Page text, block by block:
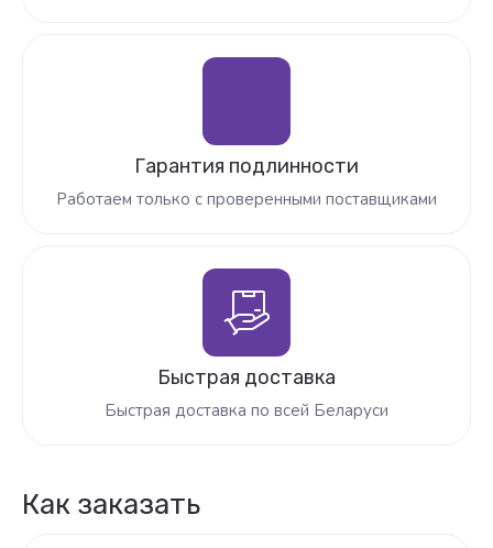
Гарантия подлинности
Работаем только с проверенными поставщиками
Быстрая доставка
Быстрая доставка по всей Беларуси
Как заказать